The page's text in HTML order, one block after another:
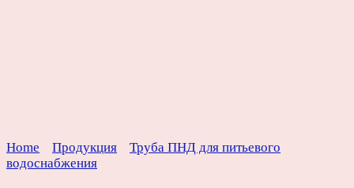
Home Продукция
Труба ПНД для питьевого
водоснабжения